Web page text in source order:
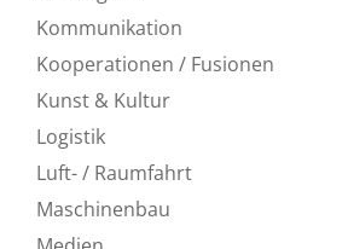
Kommunikation
Kooperationen / Fusionen
Kunst & Kultur
Logistik
Luft- / Raumfahrt
Maschinenbau